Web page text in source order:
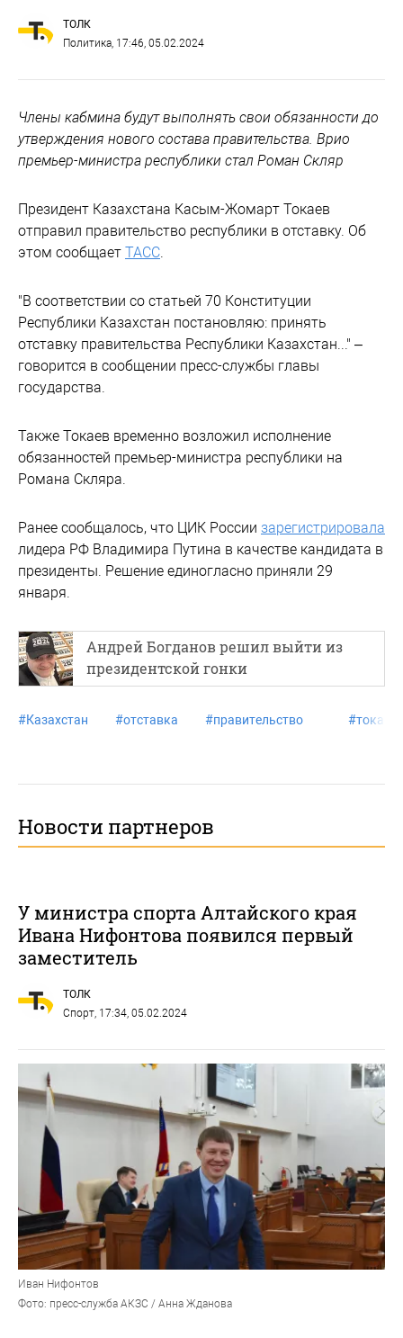
ТОЛК
Политика , 17:46, 05.02.2024
Члены кабмина будут выполнять свои обязанности до
утверждения нового состава правительства. Врио
премьер-министра республики стал Роман Скляр
Президент Казахстана Касым-Жомарт Токаев
отправил правительство республики в отставку. Об
этом сообщает ТАСС
"В соответствии со статьей 70 Конституции
Республики Казахстан постановляю: принять
отставку правительства Республики Казахстан..." –
говорится в сообщении пресс-службы главы
государства.
Также Токаев временно возложил исполнение
обязанностей премьер-министра республики на
Романа Скляра.
Ранее сообщалось, что ЦИК России зарегистрировала
лидера РФ Владимира Путина в качестве кандидата в
президенты. Решение единогласно приняли 29
января.
Андрей Богданов решил выйти из
президентской гонки
#Казахстан #отставка #правительство #токаев
Новости партнеров
У министра спорта Алтайского края
Ивана Нифонтова появился первый
заместитель
ТОЛК
Спорт , 17:34, 05.02.2024
Иван Нифонтов
Фото: пресс-служба АКЗС / Анна Жданова